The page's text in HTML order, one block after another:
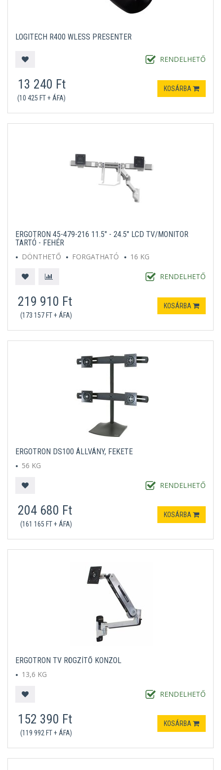
LOGITECH R400 WLESS PRESENTER
RENDELHETŐ
13 240 Ft
(10 425 FT + ÁFA)
KOSÁRBA
ERGOTRON 45-479-216 11.5" - 24.5" LCD TV/MONITOR
TARTÓ - FEHÉR
DÖNTHETŐ
FORGATHATÓ 16 KG
RENDELHETŐ
219 910 Ft
(173 157 FT + ÁFA)
KOSÁRBA
ERGOTRON DS100 ÁLLVÁNY, FEKETE
56 KG
RENDELHETŐ
204 680 Ft
(161 165 FT + ÁFA)
KOSÁRBA
ERGOTRON TV RÖGZÍTŐ KONZOL
13,6 KG
RENDELHETŐ
152 390 Ft
(119 992 FT + ÁFA)
KOSÁRBA